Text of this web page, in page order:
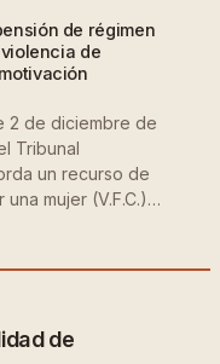
de régimen
de
2 de diciembre de
Tribunal
un recurso de
mujer (V.F.C.)…
de